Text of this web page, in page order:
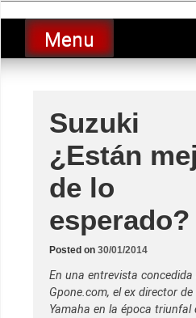
to
contentLucio
Menu
Suzuki
¿Están
de lo
esperado?
Posted on 30/01/2014
En una entrevista concedida
Gpone.com, el ex director de
Yamaha en la época triunfal